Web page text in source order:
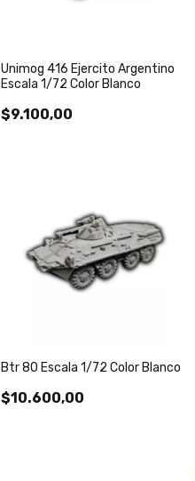
Unimog 416 Ejercito Argentino
Escala 1/72 Color Blanco
$9.100,00
Btr 80 Escala 1/72 Color Blanco
$10.600,00